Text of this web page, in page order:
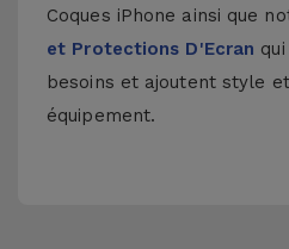
Coques iPhone ainsi que
et Protections D'Ecran
besoins et ajoutent style
équipement.